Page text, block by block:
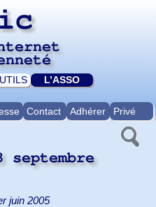
L’ASSO
Contact Adhérer Privé
septembre
juin 2005